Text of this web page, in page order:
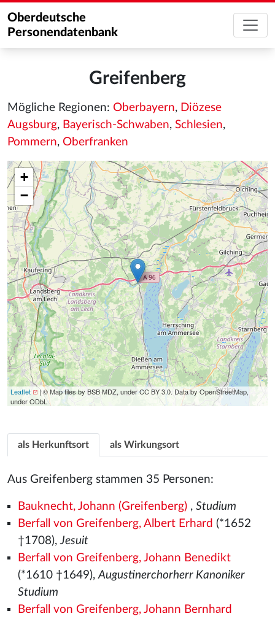
Oberdeutsche
Personendatenbank
Greifenberg
Mögliche Regionen: Oberbayern, Diözese
Augsburg, Bayerisch-Schwaben, Schlesien,
Pommern, Oberfranken
+
−
Leaflet
| © Map tiles by BSB MDZ, under CC BY 3.0. Data by OpenStreetMap,
under ODbL
als Herkunftsort als Wirkungsort
Aus Greifenberg stammen 35 Personen:
Bauknecht, Johann (Greifenberg), Studium
Berfall von Greifenberg, Albert Erhard (*1652
†1708),Jesuit
Berfall von Greifenberg, Johann Benedikt
(*1610 †1649),Augustinerchorherr Kanoniker
Studium
Berfall von Greifenberg, Johann Bernhard